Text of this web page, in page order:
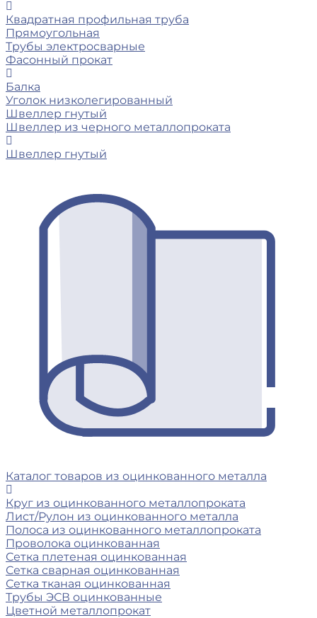
Квадратная профильная труба
Прямоугольная
Трубы электросварные
Фасонный прокат
Балка
Уголок низколегированный
Швеллер гнутый
Швеллер из черного металлопроката
Швеллер гнутый
Каталог товаров из оцинкованного металла
Круг из оцинкованного металлопроката
Лист/Рулон из оцинкованного металла
Полоса из оцинкованного металлопроката
Проволока оцинкованная
Сетка плетеная оцинкованная
Сетка сварная оцинкованная
Сетка тканая оцинкованная
Трубы ЭСВ оцинкованные
Цветной металлопрокат